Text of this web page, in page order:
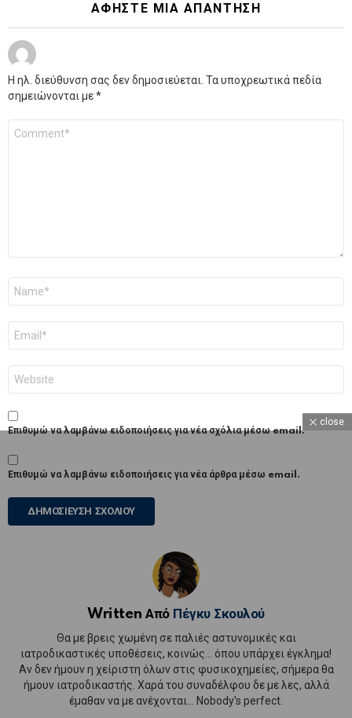
ΑΦΉΣΤΕ ΜΙΑ ΑΠΆΝΤΗΣΗ
Η ηλ. διεύθυνση σας δεν δημοσιεύεται. Τα υποχρεωτικά πεδία
σημειώνονται με*
Επιθυμώ να λαμβάνω ειδοποιήσεις για νέα σχόλια μέσω email.
Επιθυμώ να λαμβάνω ειδοποιήσεις για νέα άρθρα μέσω email.
Written Από Πέγκυ Σκουλού
Θα με βρεις χωμένη σε παλιές αστυνομικές και
ιατροδικαστικές υποθέσεις, κοινώς... όπου υπάρχει έγκλημα!
Αν δεν ήμουν η χείριστη όλων στις φυσικοχημείες, σήμερα θα
ήμουν ιατροδικαστής. Χαρά του συναδέλφου δε με λες, αλλά
έμαθαν να με ανέχονται... Nobody's perfect.
close